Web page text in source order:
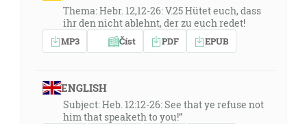
Thema: Hebr. 12,12-26: V.25 Hütet euch, dass
ihr den nicht ablehnt, der zu euch redet!
MP3 Číst PDF EPUB
ENGLISH
Subject: Heb. 12:12-26: See that ye refuse not
him that speaketh to you!”